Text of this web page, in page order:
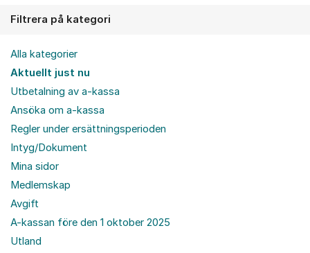
Filtrera på kategori
Alla kategorier
Aktuellt just nu
Utbetalning av a-kassa
Ansöka om a-kassa
Regler under ersättningsperioden
Intyg/Dokument
Mina sidor
Medlemskap
Avgift
A-kassan före den 1 oktober 2025
Utland